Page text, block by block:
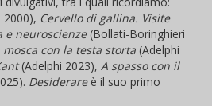
Cervello di gallina. Visite
e neuroscienze(Bollati-Boringhieri
con la testa storta (Adelphi
(Adelphi 2023), A spasso con il
Desiderareè il suo primo